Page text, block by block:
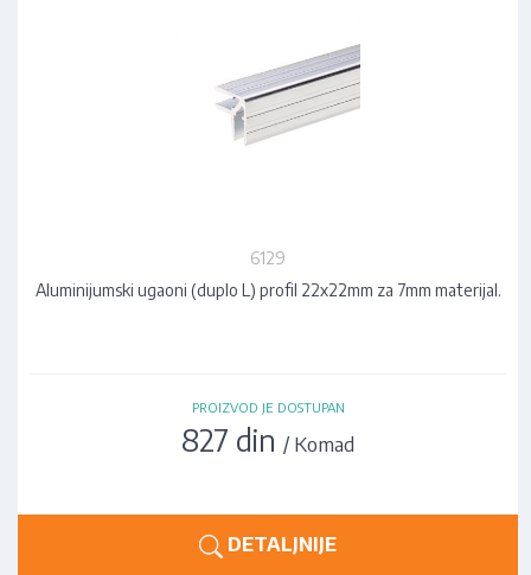
6129
Aluminijumski ugaoni (duplo L) profil 22x22mm za 7mm materijal.
PROIZVOD JE DOSTUPAN
827 din / Komad
DETALJNIJE